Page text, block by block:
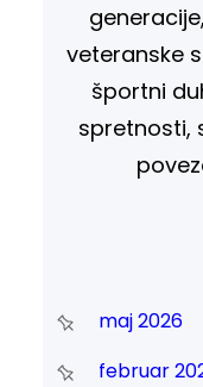
veteranske
športni
spretnosti,
maj 2026
februar